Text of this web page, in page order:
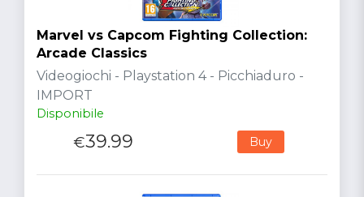
Marvel vs Capcom Fighting Collection:
Arcade Classics
Videogiochi - Playstation 4 - Picchiaduro -
IMPORT
Disponibile
€39.99 Buy